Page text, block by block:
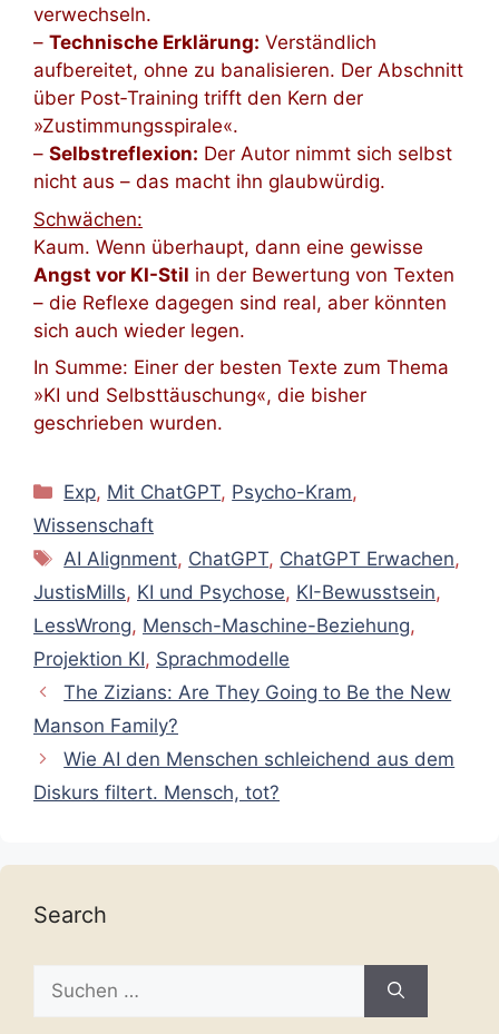
verwechseln.
– Technische Erklärung: Verständlich
aufbereitet, ohne zu banalisieren. Der Abschnitt
über Post‑Training trifft den Kern der
»Zustimmungsspirale«.
– Selbstreflexion: Der Autor nimmt sich selbst
nicht aus – das macht ihn glaubwürdig.
Schwächen:
Kaum. Wenn überhaupt, dann eine gewisse
Angst vor KI-Stil in der Bewertung von Texten
– die Reflexe dagegen sind real, aber könnten
sich auch wieder legen.
In Summe: Einer der besten Texte zum Thema
»KI und Selbsttäuschung«, die bisher
geschrieben wurden.
Kategorien
Exp, Mit ChatGPT, Psycho-Kram,
Wissenschaft
Schlagwörter
AI Alignment, ChatGPT, ChatGPT Erwachen,
JustisMills, KI und Psychose, KI-Bewusstsein,
LessWrong, Mensch-Maschine-Beziehung,
Projektion KI, Sprachmodelle
The Zizians: Are They Going to Be the New
Manson Family?
Wie AI den Menschen schleichend aus dem
Diskurs filtert. Mensch, tot?
Search
Suche
nach: